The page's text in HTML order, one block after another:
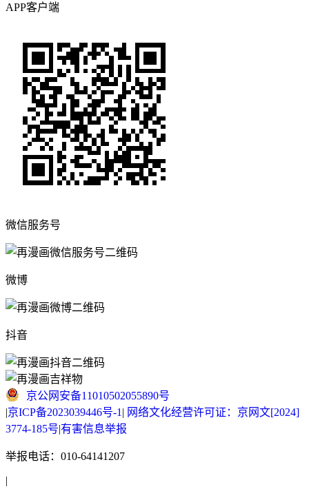
APP客户端
微信服务号
微博
抖音
京公网安备11010502055890号
|京ICP备2023039446号-1 | 网络文化经营许可证：京网文[2024]
3774-185号|有害信息举报
举报电话：010-64141207
|